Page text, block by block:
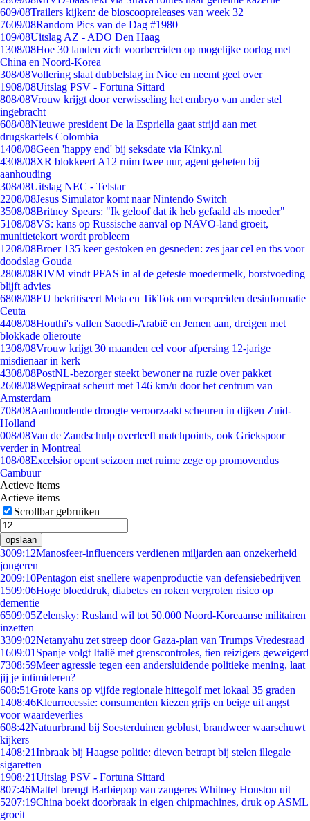
609/08Trailers kijken: de bioscoopreleases van week 32
7609/08Random Pics van de Dag #1980
109/08Uitslag AZ - ADO Den Haag
1308/08Hoe 30 landen zich voorbereiden op mogelijke oorlog met
China en Noord-Korea
308/08Vollering slaat dubbelslag in Nice en neemt geel over
1908/08Uitslag PSV - Fortuna Sittard
808/08Vrouw krijgt door verwisseling het embryo van ander stel
ingebracht
608/08Nieuwe president De la Espriella gaat strijd aan met
drugskartels Colombia
1408/08Geen 'happy end' bij seksdate via Kinky.nl
4308/08XR blokkeert A12 ruim twee uur, agent gebeten bij
aanhouding
308/08Uitslag NEC - Telstar
2208/08Jesus Simulator komt naar Nintendo Switch
3508/08Britney Spears: "Ik geloof dat ik heb gefaald als moeder"
5108/08VS: kans op Russische aanval op NAVO-land groeit,
munitietekort wordt probleem
1208/08Broer 135 keer gestoken en gesneden: zes jaar cel en tbs voor
doodslag Gouda
2808/08RIVM vindt PFAS in al de geteste moedermelk, borstvoeding
blijft advies
6808/08EU bekritiseert Meta en TikTok om verspreiden desinformatie
Ceuta
4408/08Houthi's vallen Saoedi-Arabië en Jemen aan, dreigen met
blokkade olieroute
1308/08Vrouw krijgt 30 maanden cel voor afpersing 12-jarige
misdienaar in kerk
4308/08PostNL-bezorger steekt bewoner na ruzie over pakket
2608/08Wegpiraat scheurt met 146 km/u door het centrum van
Amsterdam
708/08Aanhoudende droogte veroorzaakt scheuren in dijken Zuid-
Holland
008/08Van de Zandschulp overleeft matchpoints, ook Griekspoor
verder in Montreal
108/08Excelsior opent seizoen met ruime zege op promovendus
Cambuur
Actieve items
Actieve items
Scrollbar gebruiken
opslaan
3009:12Manosfeer-influencers verdienen miljarden aan onzekerheid
jongeren
2009:10Pentagon eist snellere wapenproductie van defensiebedrijven
1509:06Hoge bloeddruk, diabetes en roken vergroten risico op
dementie
6509:05Zelensky: Rusland wil tot 50.000 Noord-Koreaanse militairen
inzetten
3309:02Netanyahu zet streep door Gaza-plan van Trumps Vredesraad
1609:01 Spanje volgt Italië met grenscontroles, tien reizigers geweigerd
7308:59Meer agressie tegen een andersluidende politieke mening, laat
jij je intimideren?
608:51Grote kans op vijfde regionale hittegolf met lokaal 35 graden
1408:46Kleurrecessie: consumenten kiezen grijs en beige uit angst
voor waardeverlies
608:42Natuurbrand bij Soesterduinen geblust, brandweer waarschuwt
kijkers
1408:21Inbraak bij Haagse politie: dieven betrapt bij stelen illegale
sigaretten
1908:21Uitslag PSV - Fortuna Sittard
807:46Mattel brengt Barbiepop van zangeres Whitney Houston uit
5207:19China boekt doorbraak in eigen chipmachines, druk op ASML
groeit